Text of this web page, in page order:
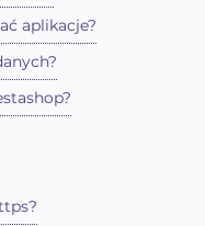
aplikacje?